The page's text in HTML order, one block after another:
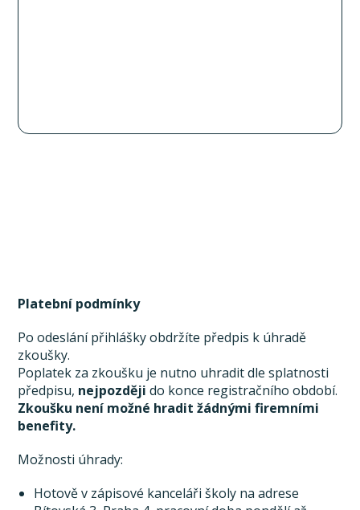
Platební podmínky
Po odeslání přihlášky obdržíte předpis k úhradě
zkoušky.
Poplatek za zkoušku je nutno uhradit dle splatnosti
předpisu, nejpozději do konce registračního období.
Zkoušku není možné hradit žádnými firemními
benefity.
Možnosti úhrady:
Hotově v zápisové kanceláři školy na adrese